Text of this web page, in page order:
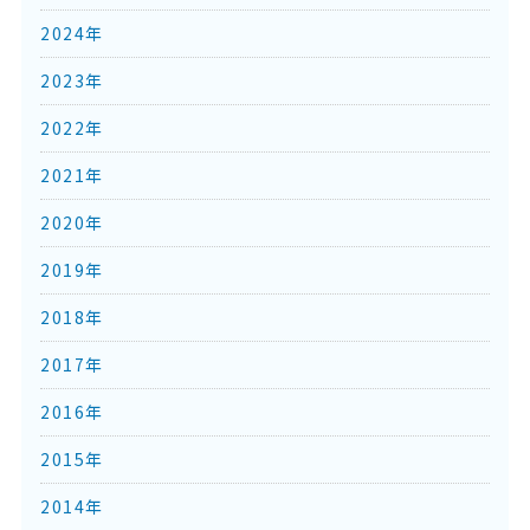
2024年
2023年
2022年
2021年
2020年
2019年
2018年
2017年
2016年
2015年
2014年